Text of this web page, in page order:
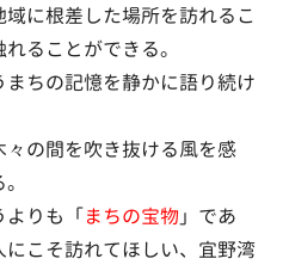
域に根差した場所を訪れるこ
ることができる。
ちの記憶を静かに語り続け
の間を吹き抜ける風を感
よりも「まちの宝物」であ
こそ訪れてほしい、宜野湾